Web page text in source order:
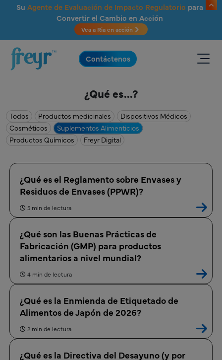
Saltar al contenido principal
Su Agente de Evaluación de Impacto Regulatorio para
Convertir el Cambio en Acción
Vea a Ria en acción
.
Contáctenos
¿Qué es...?
Todos Productos medicinales
Dispositivos Médicos
Cosméticos
Suplementos Alimenticios
Productos Químicos
Freyr Digital
¿Qué es el Reglamento sobre Envases y
Residuos de Envases (PPWR)?
5 min de lectura
¿Qué son las Buenas Prácticas de
Fabricación (GMP) para productos
alimentarios a nivel mundial?
4 min de lectura
¿Qué es la Enmienda de Etiquetado de
Alimentos de Japón de 2026?
2 min de lectura
¿Qué es la Directiva del Desayuno (y por